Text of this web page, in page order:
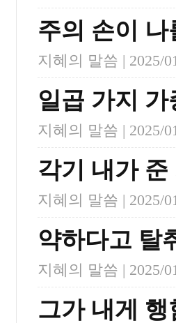
주의 손이
지혜의 말씀 | 2025/
일곱 가지 가
지혜의 말씀 | 2025/
각기 내가 준
지혜의 말씀 | 2025/
약하다고 탈
지혜의 말씀 | 2025/
그가 내게 행